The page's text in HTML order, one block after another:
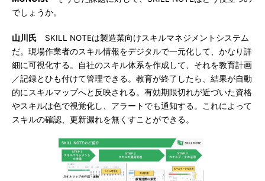
でしょうか。
山川氏 SKILL NOTEは製造業向けスキルマネジメントシステム
だ。現場作業者のスキル情報をデジタルで一元化して、かなり詳
細に可視化する。自社のスキル体系を作成して、それを教育計画
／記録とひも付けて管理できる。教育が終了したら、結果が自動
的にスキルマップへと反映される。有効期限切れが近づいた資格
やスキルは色で視覚化し、アラートでも通知する。これによって
スキルの確認、更新漏れを無くすことができる。